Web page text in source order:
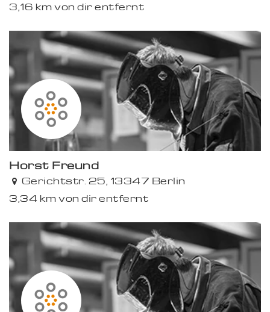
3,16 km von dir entfernt
Horst Freund
Gerichtstr. 25, 13347 Berlin
3,34 km von dir entfernt